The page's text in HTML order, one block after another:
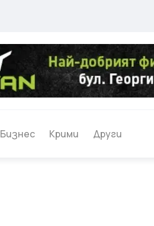
Бизнес Крими Други